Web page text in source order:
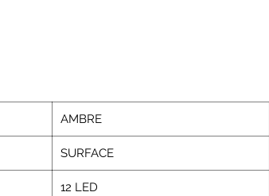
AMBRE
SURFACE
12 LED